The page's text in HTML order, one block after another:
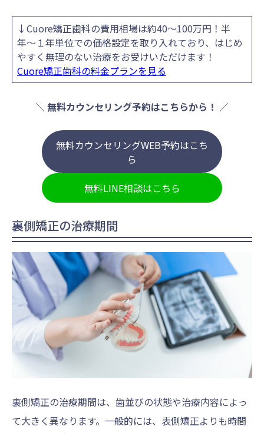
↓Cuore矯正歯科の費用相場は約40〜100万円！半
年〜１年単位での価格設定を取り入れており、はじめ
やすく無理のない治療をお受けいただけます！
Cuore矯正歯科の料金プランを見る
＼ 無料カウンセリング予約はこちらから！ ／
無料カウンセリングWEB予約はこち
ら
無料LINE相談はこちら
裏側矯正の治療期間
裏側矯正の治療期間は、歯並びの状態や治療内容によっ
て大きく異なります。一般的には、表側矯正よりも時間